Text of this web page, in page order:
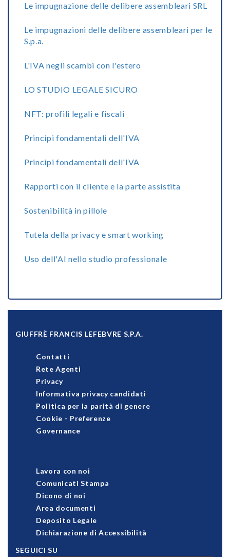
Le impugnazione delle delibere assembleari SRL
Le impugnazioni delle delibere assembleari per le
S.p.a.
L'IVA negli scambi con l'estero
LO STUDIO LEGALE SICURO
NFT: profili legali e fiscali
Principi fondamentali dell'IVA
Principi fondamentali dell'IVA
Rapporti con il cliente e la parte assistita
Sostenibilità in pillole
Tutela della privacy e smart working
Uso dell'AI nello studio professionale
GIUFFRÈ FRANCIS LEFEBVRE S.P.A.
Contatti
Rete Agenti
Privacy
Informativa privacy candidati
Politica per la parità di genere
Cookie - Preferenze
Governance
Lavora con noi
Comunicati Stampa
Dicono di noi
Area documenti
Deposito Legale
Dichiarazione di Accessibilità
SEGUICI SU